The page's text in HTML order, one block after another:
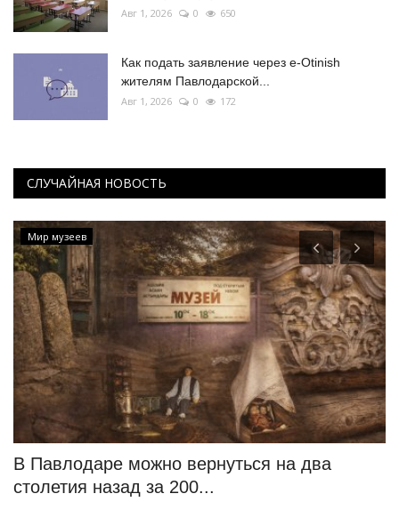
Авг 1, 2026 0 650
Как подать заявление через e-Otinish
жителям Павлодарской...
Авг 1, 2026 0 172
СЛУЧАЙНАЯ НОВОСТЬ
Мир музеев
В Павлодаре можно вернуться на два
столетия назад за 200...